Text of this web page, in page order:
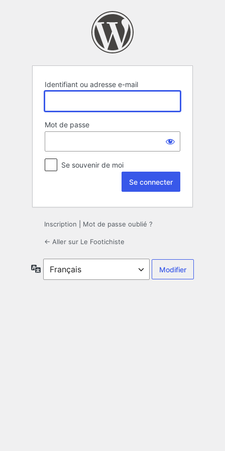
Identifiant ou adresse e-mail
Mot de passe
Se souvenir de moi
Inscription Mot de passe oublié ?
← Aller sur Le Footichiste
Langue